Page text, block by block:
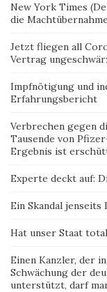
New York Times
die
Jetzt fliegen all
Vertrag
Impfnötigung und
Erfahrungsbericht
Verbrechen gegen
Tausende von
Ergebnis ist
Experte deckt auf:
Ein Skandal
Hat unser Staat
Einen Kanzler, der
Schwächung der
unterstützt, darf